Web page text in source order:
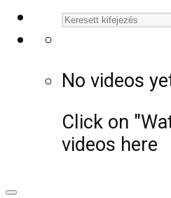
No videos
Click on
videos here